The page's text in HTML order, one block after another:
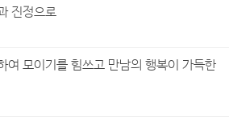
진정으로
여 모이기를 힘쓰고 만남의 행복이 가득한